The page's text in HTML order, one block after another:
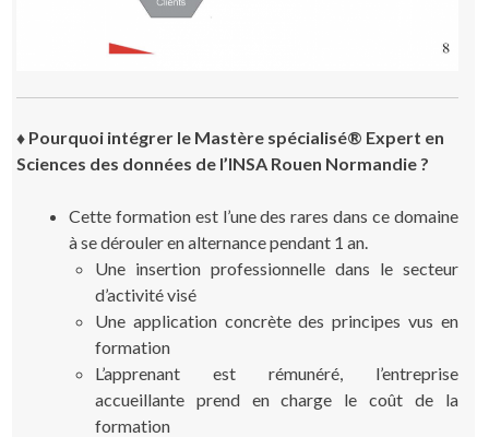
♦ Pourquoi intégrer le Mastère spécialisé® Expert en
Sciences des données de l’INSA Rouen Normandie ?
Cette formation est l’une des rares dans ce domaine
à se dérouler en alternance pendant 1 an.
Une insertion professionnelle dans le secteur
d’activité visé
Une application concrète des principes vus en
formation
L’apprenant est rémunéré, l’entreprise
accueillante prend en charge le coût de la
formation